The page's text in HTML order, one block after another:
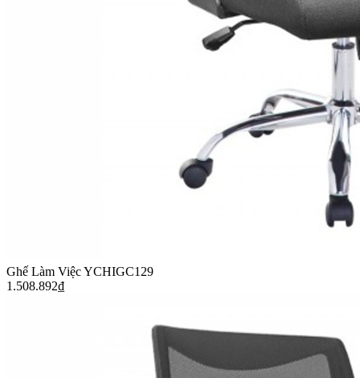
Ghế Làm Việc YCHIGC129
1.508.892₫